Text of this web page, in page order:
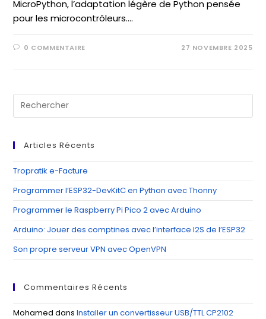
MicroPython, l’adaptation légère de Python pensée
pour les microcontrôleurs.…
0 COMMENTAIRE 27 NOVEMBRE 2025
Articles Récents
Tropratik e-Facture
Programmer l’ESP32-DevKitC en Python avec Thonny
Programmer le Raspberry Pi Pico 2 avec Arduino
Arduino: Jouer des comptines avec l’interface I2S de l’ESP32
Son propre serveur VPN avec OpenVPN
Commentaires Récents
Mohamed dansInstaller un convertisseur USB/TTL CP2102